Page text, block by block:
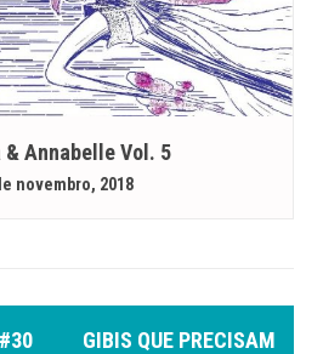
& Annabelle Vol. 5
novembro, 2018
GIBIS QUE PRECISAM